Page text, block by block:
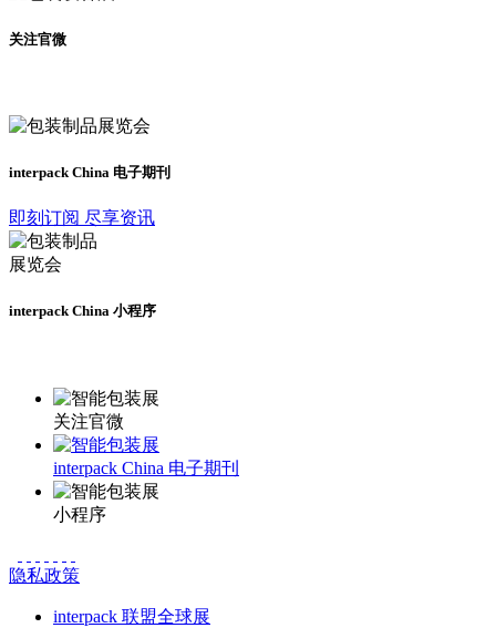
关注官微
interpack China 电子期刊
即刻订阅 尽享资讯
interpack China 小程序
关注官微
interpack China 电子期刊
小程序
隐私政策
interpack 联盟全球展